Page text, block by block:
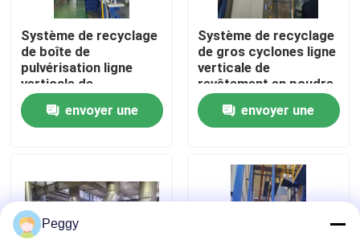
Contrôle de qualité
Contactez-nous
VR
Ligne de revêtement verticale de poudre
Système de recyclage
de boîte de
pulvérisation ligne
verticale de
revêtement en poudre
haute performance
pour les profils en
envoyer une
Système de recyclage
de gros cyclones ligne
verticale de
revêtement en poudre
haute performance
pour les profils en
aluminium
envoyer une
Peggy